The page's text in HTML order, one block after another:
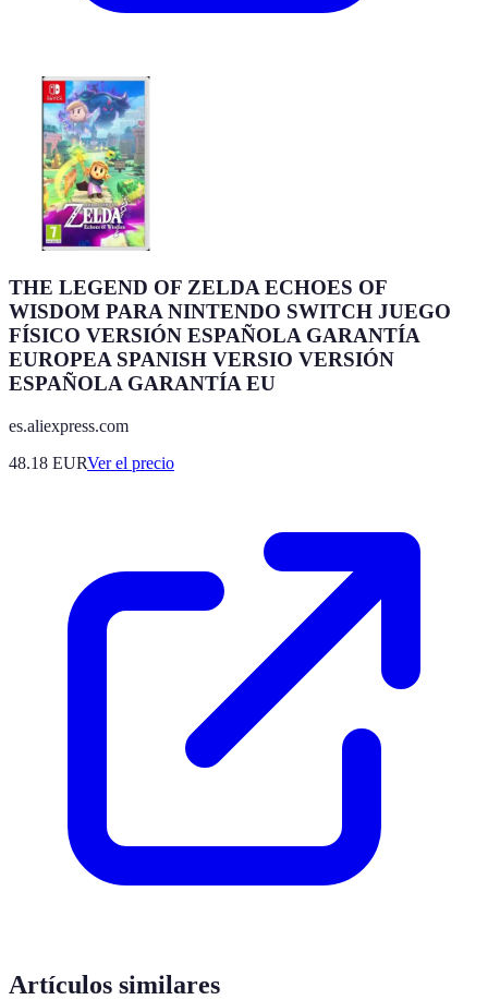
THE LEGEND OF ZELDA ECHOES OF
WISDOM PARA NINTENDO SWITCH JUEGO
FÍSICO VERSIÓN ESPAÑOLA GARANTÍA
EUROPEA SPANISH VERSIO VERSIÓN
ESPAÑOLA GARANTÍA EU
es.aliexpress.com
48.18 EURVer el precio
Artículos similares